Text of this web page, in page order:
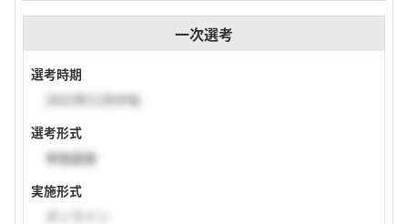
一次選考
選考時期
2022年11月中旬
選考形式
単独面接
実施形式
オンライン